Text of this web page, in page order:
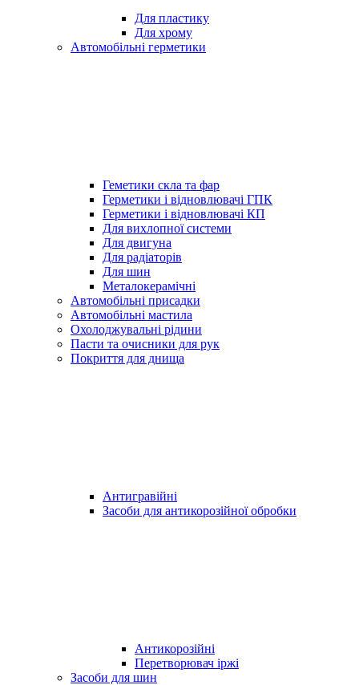
Для пластику
Для хрому
Автомобільні герметики
Геметики скла та фар
Герметики і відновлювачі ГПК
Герметики і відновлювачі КП
Для вихлопної системи
Для двигуна
Для радіаторів
Для шин
Металокерамічні
Автомобільні присадки
Автомобільні мастила
Охолоджувальні рідини
Пасти та очисники для рук
Покриття для днища
Антигравійні
Засоби для антикорозійної обробки
Антикорозійні
Перетворювач іржі
Засоби для шин